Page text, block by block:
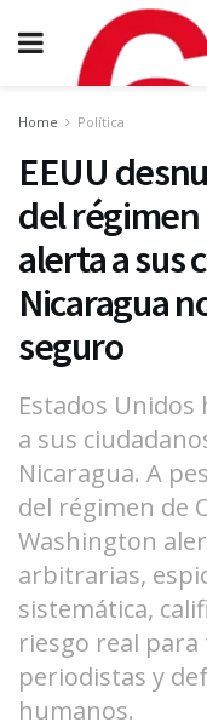
Home Política
EEUU
del
alerta a sus
Nicaragua
seguro
Estados
a sus
Nicaragua. A
del régimen de
Washington
arbitrarias,
sistemática,
riesgo real
periodistas y
humanos.